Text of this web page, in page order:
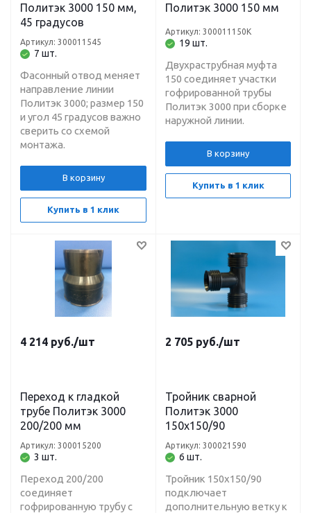
Политэк 3000 150 мм,
45 градусов
7 шт.
Артикул: 300011545
Фасонный отвод меняет
направление линии
Политэк 3000; размер 150
и угол 45 градусов важно
сверить со схемой
монтажа.
В корзину
Купить в 1 клик
Политэк 3000 150 мм
19 шт.
Артикул: 300011150К
Двухраструбная муфта
150 соединяет участки
гофрированной трубы
Политэк 3000 при сборке
наружной линии.
В корзину
Купить в 1 клик
4 214 руб./шт
Переход к гладкой
трубе Политэк 3000
200/200 мм
3 шт.
Артикул: 300015200
Переход 200/200
соединяет
гофрированную трубу с
2 705 руб./шт
Тройник сварной
Политэк 3000
150х150/90
6 шт.
Артикул: 300021590
Тройник 150х150/90
подключает
дополнительную ветку к